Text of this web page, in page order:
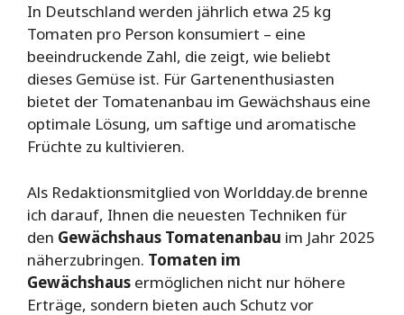
In Deutschland werden jährlich etwa 25 kg
Tomaten pro Person konsumiert – eine
beeindruckende Zahl, die zeigt, wie beliebt
dieses Gemüse ist. Für Gartenenthusiasten
bietet der Tomatenanbau im Gewächshaus eine
optimale Lösung, um saftige und aromatische
Früchte zu kultivieren.
Als Redaktionsmitglied von Worldday.de brenne
ich darauf, Ihnen die neuesten Techniken für
den Gewächshaus Tomatenanbau im Jahr 2025
näherzubringen. Tomaten im
Gewächshaus ermöglichen nicht nur höhere
Erträge, sondern bieten auch Schutz vor